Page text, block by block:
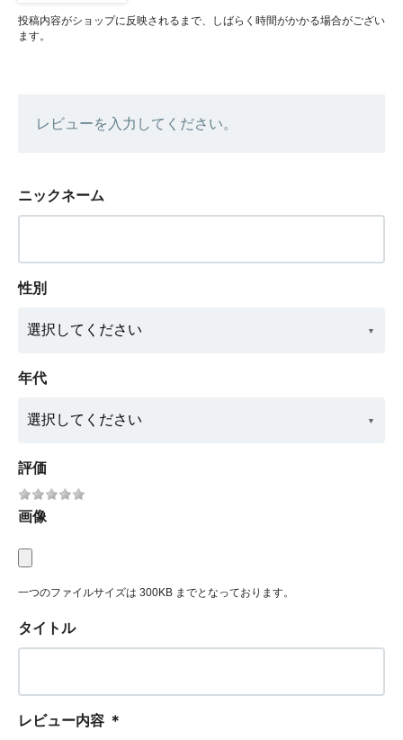
投稿内容がショップに反映されるまで、しばらく時間がかかる場合がござい
ます。
レビューを入力してください。
ニックネーム
性別
年代
評価
画像
一つのファイルサイズは 300KB までとなっております。
タイトル
レビュー内容 ＊